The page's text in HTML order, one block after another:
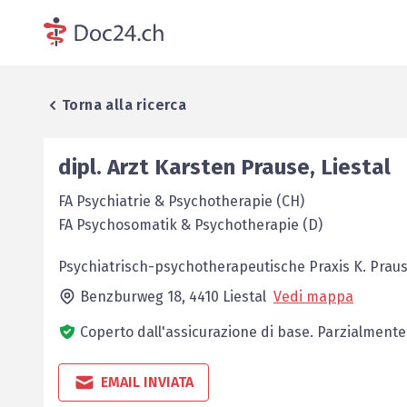
Torna alla ricerca
dipl. Arzt Karsten Prause, Liestal
FA Psychiatrie & Psychotherapie (CH)
FA Psychosomatik & Psychotherapie (D)
Psychiatrisch-psychotherapeutische Praxis K.
Benzburweg 18, 4410 Liestal Vedi mappa
Coperto dall'assicurazione di base.
EMAIL INVIATA